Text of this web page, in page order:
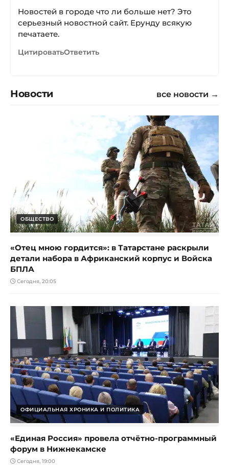
Новостей в городе что ли больше нет? Это
серьезный новостной сайт. Ерунду всякую
печатаете.
ЦитироватьОтветить
Новости все новости →
ОБЩЕСТВО
«Отец мною гордится»: в Татарстане раскрыли
детали набора в Африканский корпус и Войска
БПЛА
Сегодня, 20:05
ОФИЦИАЛЬНАЯ ХРОНИКА И ПОЛИТИКА
«Единая Россия» провела отчётно-программный
форум в Нижнекамске
Сегодня, 19:00